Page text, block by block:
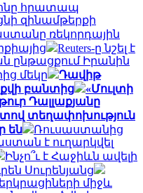
հրատապ
զինամթերքի
ռեկորդային
Reuters-ը նշել է
ընթացքում Իրանին
մեկը
Դավիթ
բանտից
«Մուլտի
Դալլաքյանը
տեղափոխություն
են
Ռուսաստանից
է ուղարկվել
Ինչո՞ւ է Հաջիևն ավելի
Սուրենյանց
միջև